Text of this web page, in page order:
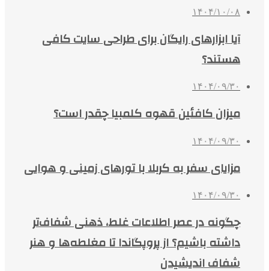
۱۴۰۴/۱۰/۰۸
آیا ابزارهای رایگان برای طراحی سایت کافی
هستند؟
۱۴۰۴/۰۹/۳۰
میزان کافئین قهوه کلمبیا چقدر است؟
۱۴۰۴/۰۹/۳۰
مزایای سفر به کربلا با تورهای زمینی و هوایی
۱۴۰۴/۰۹/۳۰
چگونه در عصر اطلاعات غلط، ذهنی شفاف‌تر
داشته باشیم؟ از پروپگاندا تا مغلطه‌ها و هنر
شفاف اندیشیدن